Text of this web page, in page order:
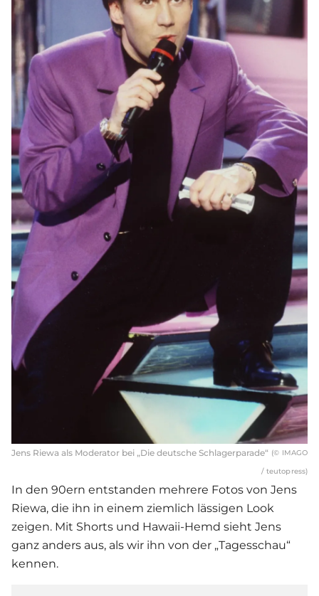
Jens Riewa als Moderator bei „Die deutsche Schlagerparade“ (© IMAGO
/ teutopress)
In den 90ern entstanden mehrere Fotos von Jens
Riewa, die ihn in einem ziemlich lässigen Look
zeigen. Mit Shorts und Hawaii-Hemd sieht Jens
ganz anders aus, als wir ihn von der „Tagesschau“
kennen.